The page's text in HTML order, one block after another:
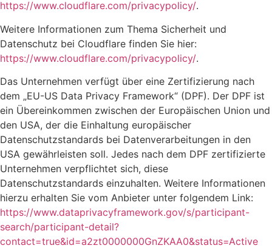
https://www.cloudflare.com/privacypolicy/.
Weitere Informationen zum Thema Sicherheit und
Datenschutz bei Cloudflare finden Sie hier:
https://www.cloudflare.com/privacypolicy/.
Das Unternehmen verfügt über eine Zertifizierung nach
dem „EU-US Data Privacy Framework“ (DPF). Der DPF ist
ein Übereinkommen zwischen der Europäischen Union und
den USA, der die Einhaltung europäischer
Datenschutzstandards bei Datenverarbeitungen in den
USA gewährleisten soll. Jedes nach dem DPF zertifizierte
Unternehmen verpflichtet sich, diese
Datenschutzstandards einzuhalten. Weitere Informationen
hierzu erhalten Sie vom Anbieter unter folgendem Link:
https://www.dataprivacyframework.gov/s/participant-
search/participant-detail?
contact=true&id=a2zt0000000GnZKAA0&status=Active